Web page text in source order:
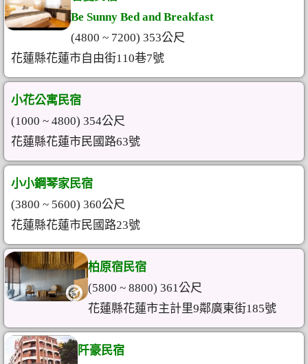
Be Sunny Bed and Breakfast
(4800 ~ 7200) 353公尺
花蓮縣花蓮市自由街110巷7號
小花公寓民宿
(1000 ~ 4800) 354公尺
花蓮縣花蓮市民國路63號
小小鋼琴家民宿
(3800 ~ 5600) 360公尺
花蓮縣花蓮市民國路23號
柏原宿民宿
(5800 ~ 8800) 361公尺
花蓮縣花蓮市主計里9鄰廣東街185號
阡豪民宿